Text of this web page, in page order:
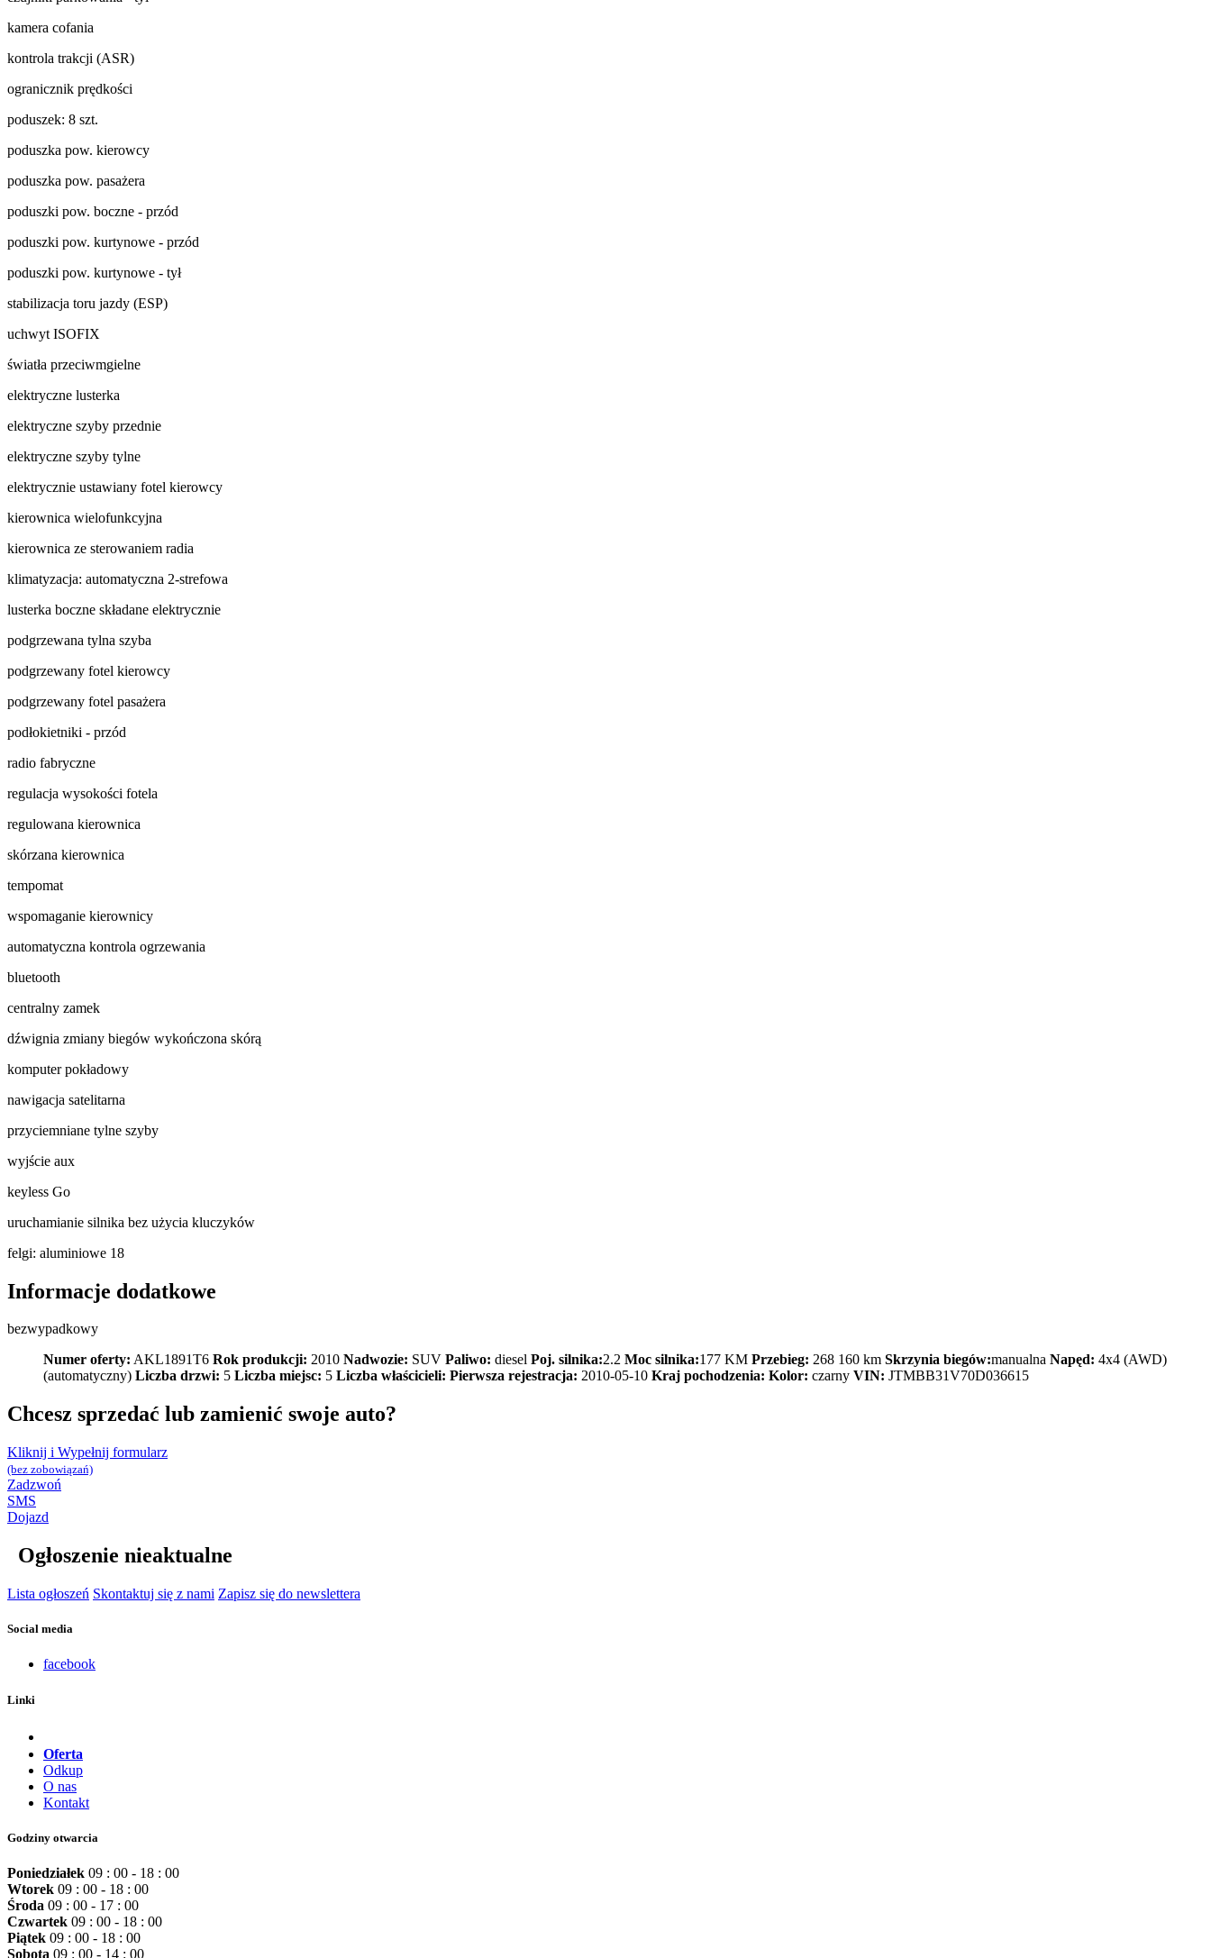
kamera cofania
kontrola trakcji (ASR)
ogranicznik prędkości
poduszek: 8 szt.
poduszka pow. kierowcy
poduszka pow. pasażera
poduszki pow. boczne - przód
poduszki pow. kurtynowe - przód
poduszki pow. kurtynowe - tył
stabilizacja toru jazdy (ESP)
uchwyt ISOFIX
światła przeciwmgielne
elektryczne lusterka
elektryczne szyby przednie
elektryczne szyby tylne
elektrycznie ustawiany fotel kierowcy
kierownica wielofunkcyjna
kierownica ze sterowaniem radia
klimatyzacja: automatyczna 2-strefowa
lusterka boczne składane elektrycznie
podgrzewana tylna szyba
podgrzewany fotel kierowcy
podgrzewany fotel pasażera
podłokietniki - przód
radio fabryczne
regulacja wysokości fotela
regulowana kierownica
skórzana kierownica
tempomat
wspomaganie kierownicy
automatyczna kontrola ogrzewania
bluetooth
centralny zamek
dźwignia zmiany biegów wykończona skórą
komputer pokładowy
nawigacja satelitarna
przyciemniane tylne szyby
wyjście aux
keyless Go
uruchamianie silnika bez użycia kluczyków
felgi: aluminiowe 18
Informacje dodatkowe
bezwypadkowy
Numer oferty: AKL1891T6 Rok produkcji: 2010 Nadwozie: SUV Paliwo: diesel Poj. silnika:2.2 Moc silnika:177 KM Przebieg: 268 160 km Skrzynia biegów:manualna Napęd: 4x4 (AWD)
(automatyczny) Liczba drzwi: 5 Liczba miejsc: 5 Liczba właścicieli: Pierwsza rejestracja: 2010-05-10 Kraj pochodzenia: Kolor: czarny VIN: JTMBB31V70D036615
Chcesz sprzedać lub zamienić swoje auto?
Kliknij i Wypełnij formularz
(bez zobowiązań)
Zadzwoń
SMS
Dojazd
Ogłoszenie nieaktualne
Lista ogłoszeń Skontaktuj się z nami Zapisz się do newslettera
Social media
facebook
Linki
Oferta
Odkup
O nas
Kontakt
Godziny otwarcia
Poniedziałek 09 : 00 - 18 : 00
Wtorek 09 : 00 - 18 : 00
Środa 09 : 00 - 17 : 00
Czwartek 09 : 00 - 18 : 00
Piątek 09 : 00 - 18 : 00
Sobota 09 : 00 - 14 : 00